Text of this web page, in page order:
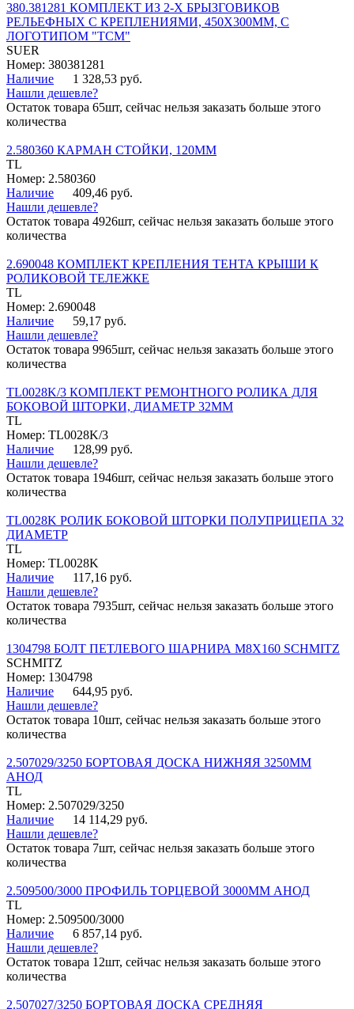
380.381281 КОМПЛЕКТ ИЗ 2-Х БРЫЗГОВИКОВ
РЕЛЬЕФНЫХ С КРЕПЛЕНИЯМИ, 450Х300ММ, С
ЛОГОТИПОМ "ТСМ"
SUER
Номер: 380381281
Наличие
1 328,53 руб.
Нашли дешевле?
Остаток товара 65шт, сейчас нельзя заказать больше этого
количества
2.580360 КАРМАН СТОЙКИ, 120ММ
TL
Номер: 2.580360
Наличие
409,46 руб.
Нашли дешевле?
Остаток товара 4926шт, сейчас нельзя заказать больше этого
количества
2.690048 КОМПЛЕКТ КРЕПЛЕНИЯ ТЕНТА КРЫШИ К
РОЛИКОВОЙ ТЕЛЕЖКЕ
TL
Номер: 2.690048
Наличие
59,17 руб.
Нашли дешевле?
Остаток товара 9965шт, сейчас нельзя заказать больше этого
количества
TL0028K/3 КОМПЛЕКТ РЕМОНТНОГО РОЛИКА ДЛЯ
БОКОВОЙ ШТОРКИ, ДИАМЕТР 32ММ
TL
Номер: TL0028K/3
Наличие
128,99 руб.
Нашли дешевле?
Остаток товара 1946шт, сейчас нельзя заказать больше этого
количества
TL0028K РОЛИК БОКОВОЙ ШТОРКИ ПОЛУПРИЦЕПА 32
ДИАМЕТР
TL
Номер: TL0028K
Наличие
117,16 руб.
Нашли дешевле?
Остаток товара 7935шт, сейчас нельзя заказать больше этого
количества
1304798 БОЛТ ПЕТЛЕВОГО ШАРНИРА М8Х160 SCHMITZ
SCHMITZ
Номер: 1304798
Наличие
644,95 руб.
Нашли дешевле?
Остаток товара 10шт, сейчас нельзя заказать больше этого
количества
2.507029/3250 БОРТОВАЯ ДОСКА НИЖНЯЯ 3250ММ
АНОД
TL
Номер: 2.507029/3250
Наличие
14 114,29 руб.
Нашли дешевле?
Остаток товара 7шт, сейчас нельзя заказать больше этого
количества
2.509500/3000 ПРОФИЛЬ ТОРЦЕВОЙ 3000ММ АНОД
TL
Номер: 2.509500/3000
Наличие
6 857,14 руб.
Нашли дешевле?
Остаток товара 12шт, сейчас нельзя заказать больше этого
количества
2.507027/3250 БОРТОВАЯ ДОСКА СРЕДНЯЯ